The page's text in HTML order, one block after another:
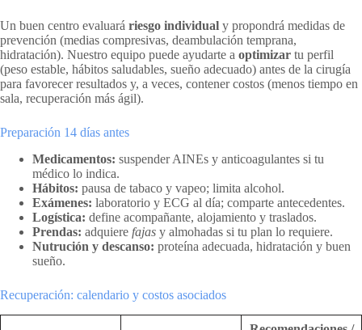
Un buen centro evaluará riesgo individual y propondrá medidas de
prevención (medias compresivas, deambulación temprana,
hidratación). Nuestro equipo puede ayudarte a optimizar tu perfil
(peso estable, hábitos saludables, sueño adecuado) antes de la cirugía
para favorecer resultados y, a veces, contener costos (menos tiempo en
sala, recuperación más ágil).
Preparación 14 días antes
Medicamentos: suspender AINEs y anticoagulantes si tu
médico lo indica.
Hábitos: pausa de tabaco y vapeo; limita alcohol.
Exámenes: laboratorio y ECG al día; comparte antecedentes.
Logística: define acompañante, alojamiento y traslados.
Prendas: adquiere fajas y almohadas si tu plan lo requiere.
Nutrución y descanso: proteína adecuada, hidratación y buen
sueño.
Recuperación: calendario y costos asociados